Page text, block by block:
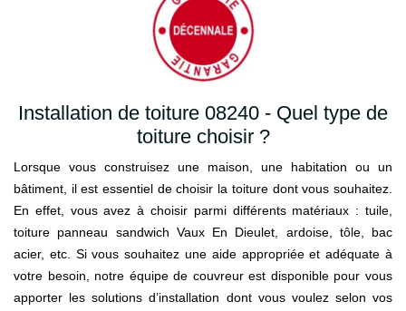
Installation de toiture 08240 - Quel type de
toiture choisir ?
Lorsque vous construisez une maison, une habitation ou un
bâtiment, il est essentiel de choisir la toiture dont vous souhaitez.
En effet, vous avez à choisir parmi différents matériaux : tuile,
toiture panneau sandwich Vaux En Dieulet, ardoise, tôle, bac
acier, etc. Si vous souhaitez une aide appropriée et adéquate à
votre besoin, notre équipe de couvreur est disponible pour vous
apporter les solutions d’installation dont vous voulez selon vos